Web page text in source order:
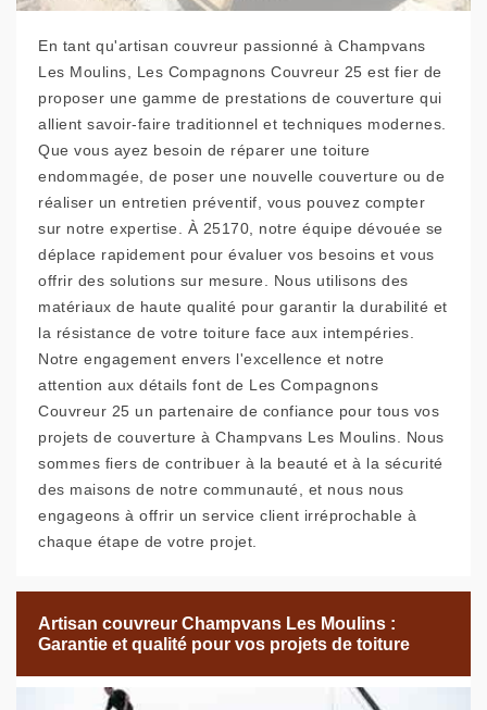
En tant qu'artisan couvreur passionné à Champvans
Les Moulins, Les Compagnons Couvreur 25 est fier de
proposer une gamme de prestations de couverture qui
allient savoir-faire traditionnel et techniques modernes.
Que vous ayez besoin de réparer une toiture
endommagée, de poser une nouvelle couverture ou de
réaliser un entretien préventif, vous pouvez compter
sur notre expertise. À 25170, notre équipe dévouée se
déplace rapidement pour évaluer vos besoins et vous
offrir des solutions sur mesure. Nous utilisons des
matériaux de haute qualité pour garantir la durabilité et
la résistance de votre toiture face aux intempéries.
Notre engagement envers l'excellence et notre
attention aux détails font de Les Compagnons
Couvreur 25 un partenaire de confiance pour tous vos
projets de couverture à Champvans Les Moulins. Nous
sommes fiers de contribuer à la beauté et à la sécurité
des maisons de notre communauté, et nous nous
engageons à offrir un service client irréprochable à
chaque étape de votre projet.
Artisan couvreur Champvans Les Moulins :
Garantie et qualité pour vos projets de toiture